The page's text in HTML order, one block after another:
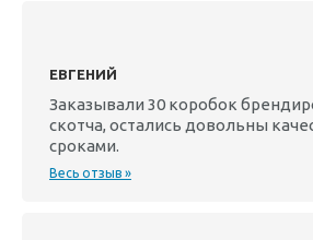
ЕВГЕНИЙ
Заказывали 30 коробок
скотча, остались довольны
сроками.
Весь отзыв »